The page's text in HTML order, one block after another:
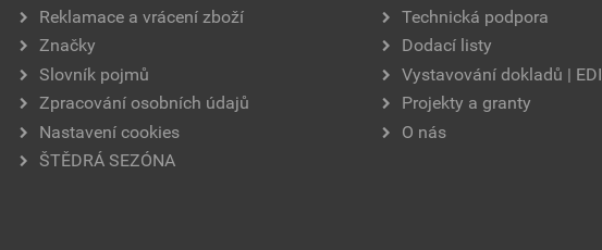
Reklamace a vrácení zboží
Značky
Slovník pojmů
Zpracování osobních údajů
Nastavení cookies
ŠTĚDRÁ SEZÓNA
Technická podpora
Dodací listy
Vystavování dokladů | EDI
Projekty a granty
O nás